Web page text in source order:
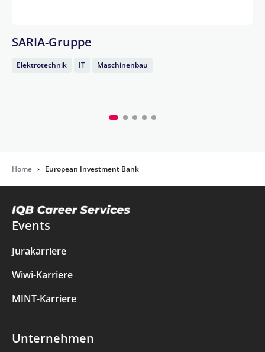
SARIA-Gruppe
Elektrotechnik IT Maschinenbau
Home › European Investment Bank
Events
Jurakarriere
Wiwi-Karriere
MINT-Karriere
Unternehmen